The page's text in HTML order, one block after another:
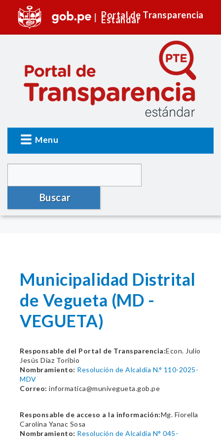
Portal de Transparencia
Estándar
Menu
Buscar
Municipalidad Distrital
de Vegueta (MD -
VEGUETA)
Responsable del Portal de Transparencia:Econ. Julio
Jesús Diaz Toribio
Nombramiento: Resolución de Alcaldía N.° 110-2025-
MDV
Correo: informatica@munivegueta.gob.pe
Responsable de acceso a la información:Mg. Fiorella
Carolina Yanac Sosa
Nombramiento: Resolución de Alcaldía N° 045-